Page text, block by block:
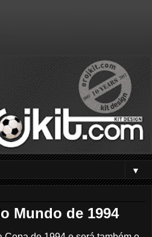
▼
Mundo de 1994